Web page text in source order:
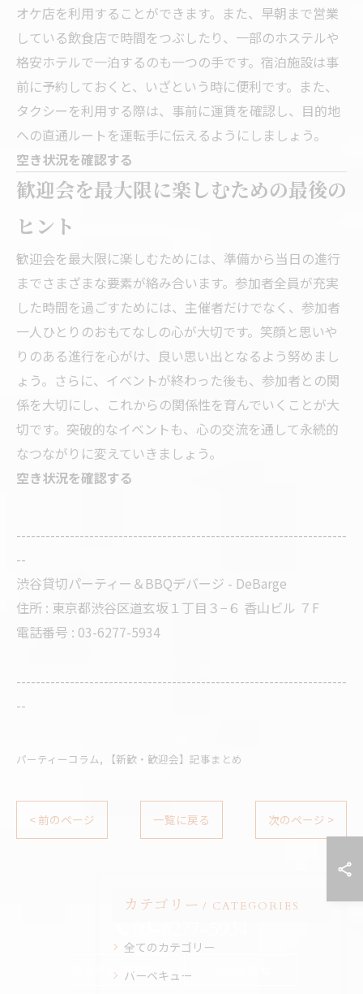
オケ店を利用することができます。また、早朝まで営業
している飲食店で時間をつぶしたり、一部のホステルや
格安ホテルで一泊するのも一つの手です。宿泊施設は事
前に予約しておくと、いざという時に便利です。また、
タクシーを利用する際は、事前に運賃を確認し、目的地
への直通ルートを運転手に伝えるようにしましょう。
空き状況を確認する
歓迎会を最大限に楽しむための最後の
ヒント
歓迎会を最大限に楽しむためには、準備から当日の進行
までさまざまな要素が絡み合います。参加者全員が充実
した時間を過ごすためには、主催者だけでなく、参加者
一人ひとりのおもてなしの心が大切です。笑顔と思いや
りのある進行を心がけ、良い思い出となるよう努めまし
ょう。さらに、イベントが終わった後も、参加者との関
係を大切にし、これからの関係性を育んでいくことが大
切です。突破的なイベントも、心の交流を通して永続的
なつながりに変えていきましょう。
空き状況を確認する
--------------------------------------------------------------------
--
渋谷貸切パーティー＆BBQデバージ - DeBarge
住所 : 東京都渋谷区道玄坂１丁目３−６ 香山ビル ７F
電話番号 : 03-6277-5934
--------------------------------------------------------------------
--
パーティーコラム 【新歓・歓迎会】記事まとめ
< 前のページ 一覧に戻る 次のページ >
カテゴリー CATEGORIES
全てのカテゴリー
バーベキュー
空き状況を確認する